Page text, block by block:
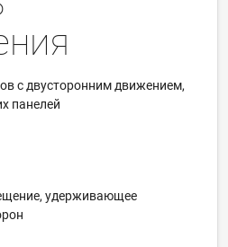
с двусторонним движением,
панелей
удерживающее